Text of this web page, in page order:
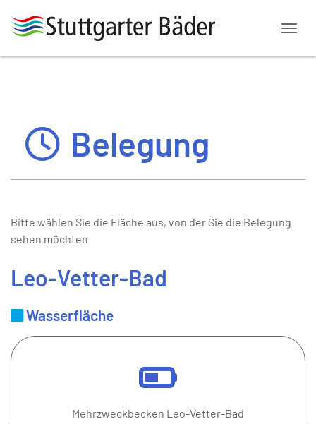
Belegung
Bitte wählen Sie die Fläche aus, von der Sie die Belegung
sehen möchten
Leo-Vetter-Bad
Wasserfläche
Mehrzweckbecken Leo-Vetter-Bad